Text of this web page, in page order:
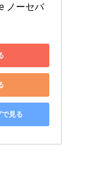
ノーセバ
見る